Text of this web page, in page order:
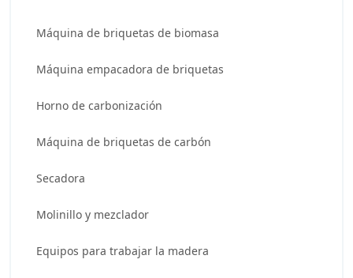
Máquina de briquetas de biomasa
Máquina empacadora de briquetas
Horno de carbonización
Máquina de briquetas de carbón
Secadora
Molinillo y mezclador
Equipos para trabajar la madera